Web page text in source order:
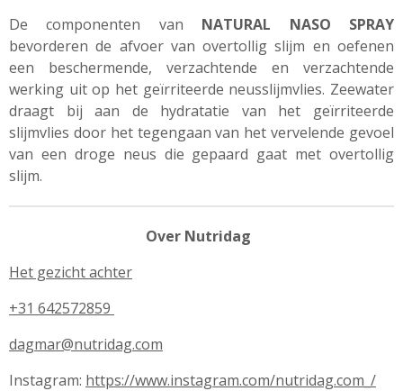
De componenten van NATURAL NASO SPRAY
bevorderen de afvoer van overtollig slijm en oefenen
een beschermende, verzachtende en verzachtende
werking uit op het geïrriteerde neusslijmvlies. Zeewater
draagt ​​bij aan de hydratatie van het geïrriteerde
slijmvlies door het tegengaan van het vervelende gevoel
van een droge neus die gepaard gaat met overtollig
slijm.
Over Nutridag
Het gezicht achter
+31 642572859
dagmar@nutridag.com
Instagram: https://www.instagram.com/nutridag.com_/